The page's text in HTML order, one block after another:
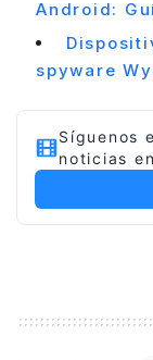
Android:
spyware
Síguenos
noticias